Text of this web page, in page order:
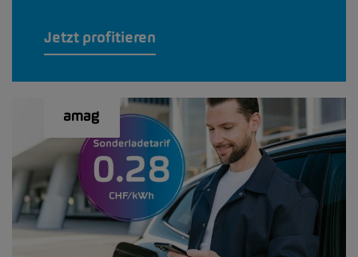
Jetzt profitieren